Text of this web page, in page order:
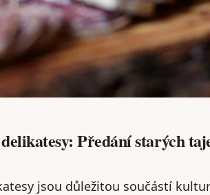
Předání starých
jsou důležitou součástí